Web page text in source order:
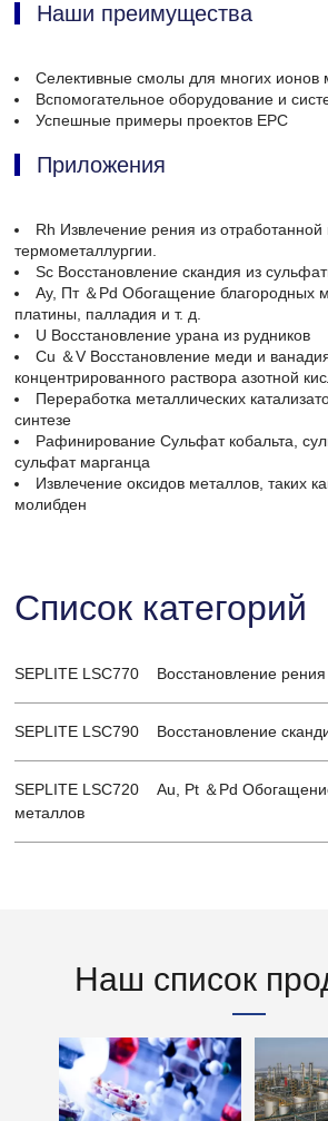
Наши преимущества
Селективные смолы для многих ионов
Вспомогательное оборудование и
Успешные примеры проектов EPC
Приложения
Rh Извлечение рения из отработанной
термометаллургии.
Sc Восстановление скандия из
Ау, Пт ＆Pd Обогащение благородных
платины, палладия и т. д.
U Восстановление урана из рудников
Cu ＆V Восстановление меди и
концентрированного раствора азотной
Переработка металлических
синтезе
Рафинирование Сульфат кобальта,
сульфат марганца
Извлечение оксидов металлов, таких
молибден
Список категорий
SEPLITE LSC770 Восстановление рения
SEPLITE LSC790 Восстановление
SEPLITE LSC720 Au, Pt ＆Pd
металлов
Наш список